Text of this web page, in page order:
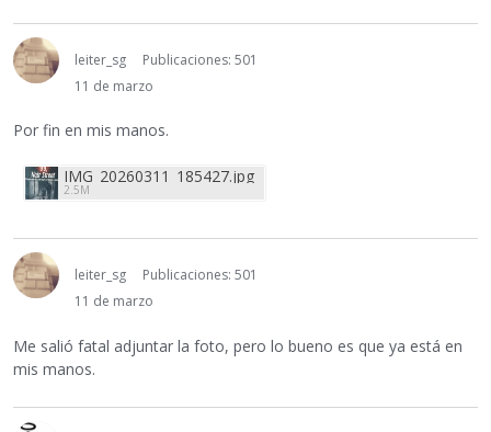
leiter_sg
Publicaciones: 501
11 de marzo
Por fin en mis manos.
IMG_20260311_185427.jpg
2.5M
leiter_sg
Publicaciones: 501
11 de marzo
Me salió fatal adjuntar la foto, pero lo bueno es que ya está en
mis manos.